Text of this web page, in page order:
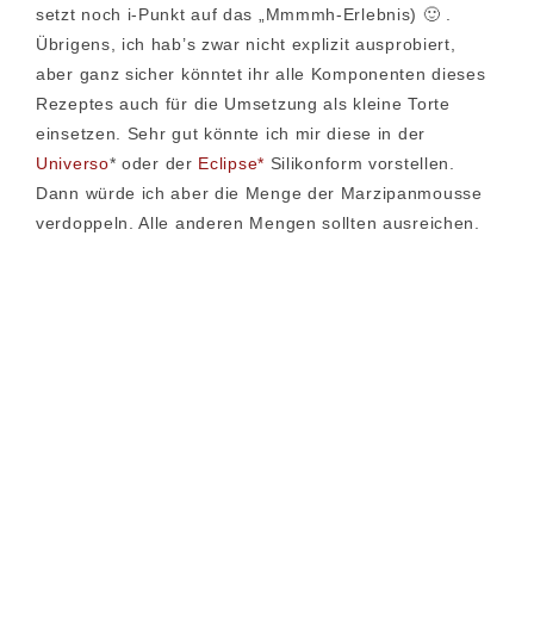
setzt noch i-Punkt auf das „Mmmmh-Erlebnis) 🙂 .
Übrigens, ich hab’s zwar nicht explizit ausprobiert,
aber ganz sicher könntet ihr alle Komponenten dieses
Rezeptes auch für die Umsetzung als kleine Torte
einsetzen. Sehr gut könnte ich mir diese in der
Universo* oder der Eclipse* Silikonform vorstellen.
Dann würde ich aber die Menge der Marzipanmousse
verdoppeln. Alle anderen Mengen sollten ausreichen.